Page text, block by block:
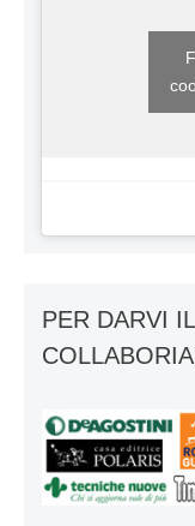
PER DARVI